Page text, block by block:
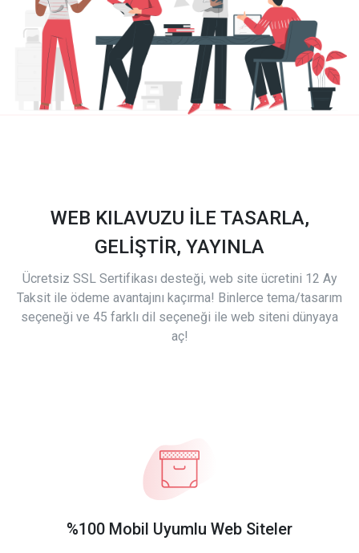
WEB KILAVUZU İLE TASARLA,
GELİŞTİR, YAYINLA
Ücretsiz SSL Sertifikası desteği, web site ücretini 12 Ay
Taksit ile ödeme avantajını kaçırma! Binlerce tema/tasarım
seçeneği ve 45 farklı dil seçeneği ile web siteni dünyaya
aç!
%100 Mobil Uyumlu Web Siteler